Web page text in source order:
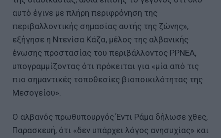
αυτό έγινε με πλήρη περιφρόνηση της
περιβαλλοντικής σημασίας αυτής της ζώνης»,
εξήγησε η Ντενίσα Κάζα, μέλος της αλβανικής
ένωσης προστασίας του περιβάλλοντος PPNEA,
υπογραμμίζοντας ότι πρόκειται για «μία από τις
πιο σημαντικές τοποθεσίες βιοποικιλότητας της
Μεσογείου».
Ο αλβανός πρωθυπουργός Έντι Ράμα δήλωσε χθες,
Παρασκευή, ότι «δεν υπάρχει λόγος ανησυχίας» και